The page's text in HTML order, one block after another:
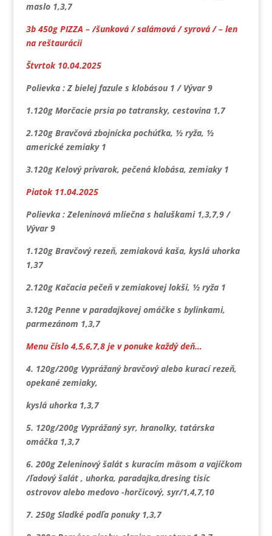
maslo 1,3,7
3b 450g PIZZA – /šunková / salámová / syrová / – len
na reštaurácii
Štvrtok 10.04.2025
Polievka : Z bielej fazule s klobásou 1 / Vývar 9
1.120g Morčacie prsia po tatransky, cestovina 1,7
2.120g Bravčová zbojnícka pochúťka, ½ ryža, ½
americké zemiaky 1
3.120g Kelový prívarok, pečená klobása, zemiaky 1
Piatok 11.04.2025
Polievka : Zeleninová mliečna s haluškami 1,3,7,9 /
Vývar 9
1.120g Bravčový rezeň, zemiaková kaša, kyslá uhorka
1,37
2.120g Kačacia pečeň v zemiakovej lokši, ½ ryža 1
3.120g Penne v paradajkovej omáčke s bylinkami,
parmezánom 1,3,7
Menu číslo 4,5,6,7,8 je v ponuke každý deň…
4. 120g/200g Vyprážaný bravčový alebo kurací rezeň,
opekané zemiaky,
kyslá uhorka 1,3,7
5. 120g/200g Vyprážaný syr, hranolky, tatárska
omáčka 1,3,7
6. 200g Zeleninový šalát s kuracím mäsom a vajíčkom
/ľadový šalát , uhorka, paradajka,dresing tisíc
ostrovov alebo medovo -horčicový, syr/1,4,7,10
7. 250g Sladké podľa ponuky 1,3,7